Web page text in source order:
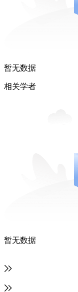
暂无数据
相关学者
暂无数据